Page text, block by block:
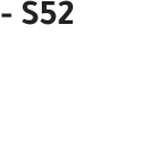
S52